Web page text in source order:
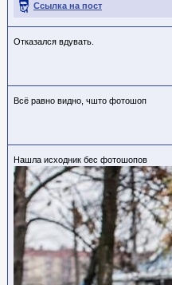
Ссылка на пост
Отказался вдувать.
Всё равно видно, чшто фотошоп
Нашла исходник бес фотошопов